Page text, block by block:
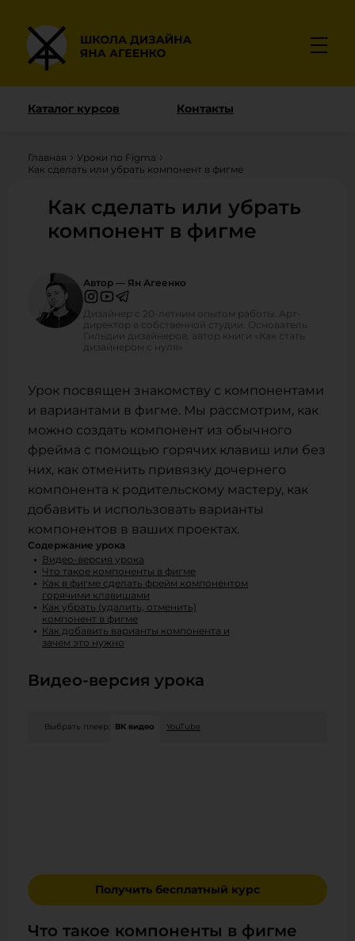
Каталог курсов Контакты
Главная
Уроки по Figma
Как сделать или убрать компонент в фигме
Как сделать или убрать
компонент в фигме
Автор — Ян Агеенко
Дизайнер с 20-летним опытом работы. Арт-
директор в собственной студии. Основатель
Гильдии дизайнеров, автор книги «Как стать
дизайнером с нуля»
Урок посвящен знакомству с компонентами
и вариантами в фигме. Мы рассмотрим, как
можно создать компонент из обычного
фрейма с помощью горячих клавиш или без
них, как отменить привязку дочернего
компонента к родительскому мастеру, как
добавить и использовать варианты
компонентов в ваших проектах.
Содержание урока
Видео-версия урока
Что такое компоненты в фигме
Как в фигме сделать фрейм компонентом
горячими клавишами
Как убрать (удалить, отменить)
компонент в фигме
Как добавить варианты компонента и
зачем это нужно
Видео-версия урока
Выбрать плеер: ВК видео YouTube
Получить бесплатный курс
Что такое компоненты в фигме